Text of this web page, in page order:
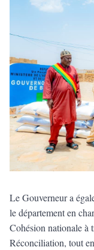
Le Gouverneur a
le département en
Cohésion nationale à
Réconciliation, tout